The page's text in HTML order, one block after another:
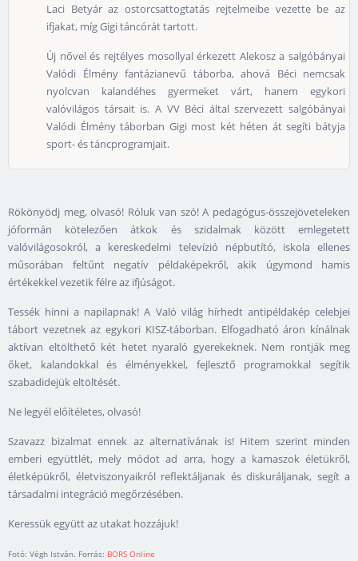
Laci Betyár az ostorcsattogtatás rejtelmeibe vezette be az
ifjakat, míg Gigi táncórát tartott.
Új nővel és rejtélyes mosollyal érkezett Alekosz a salgóbányai
Valódi Élmény fantázianevű táborba, ahová Béci nemcsak
nyolcvan kalandéhes gyermeket várt, hanem egykori
valóvilágos társait is. A VV Béci által szervezett salgóbányai
Valódi Élmény táborban Gigi most két héten át segíti bátyja
sport- és táncprogramjait.
Rökönyödj meg, olvasó! Róluk van szó! A pedagógus-összejöveteleken
jóformán kötelezően átkok és szidalmak között emlegetett
valóvilágosokról, a kereskedelmi televízió népbutító, iskola ellenes
műsorában feltűnt negatív példaképekről, akik úgymond hamis
értékekkel vezetik félre az ifjúságot.
Tessék hinni a napilapnak! A Való világ hírhedt antipéldakép celebjei
tábort vezetnek az egykori KISZ-táborban. Elfogadható áron kínálnak
aktívan eltölthető két hetet nyaraló gyerekeknek. Nem rontják meg
őket, kalandokkal és élményekkel, fejlesztő programokkal segítik
szabadidejük eltöltését.
Ne legyél előítéletes, olvasó!
Szavazz bizalmat ennek az alternatívának is! Hitem szerint minden
emberi együttlét, mely módot ad arra, hogy a kamaszok életükről,
életképükről, életviszonyaikról reflektáljanak és diskuráljanak, segít a
társadalmi integráció megőrzésében.
Keressük együtt az utakat hozzájuk!
Fotó: Végh István. Forrás: BORS Online